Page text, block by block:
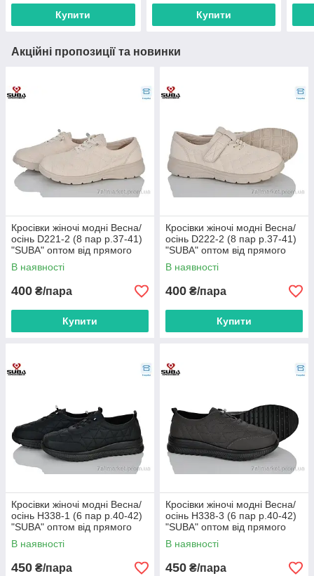
Купити Купити
Акційні пропозиції та новинки
Кросівки жіночі модні Весна/
осінь D221-2 (8 пар р.37-41)
"SUBA" оптом від прямого
постачальника
В наявності
400 ₴/пара
Купити
Кросівки жіночі модні Весна/
осінь D222-2 (8 пар р.37-41)
"SUBA" оптом від прямого
постачальника
В наявності
400 ₴/пара
Купити
Кросівки жіночі модні Весна/
осінь H338-1 (6 пар р.40-42)
"SUBA" оптом від прямого
постачальника
В наявності
450 ₴/пара
Кросівки жіночі модні Весна/
осінь H338-3 (6 пар р.40-42)
"SUBA" оптом від прямого
постачальника
В наявності
450 ₴/пара